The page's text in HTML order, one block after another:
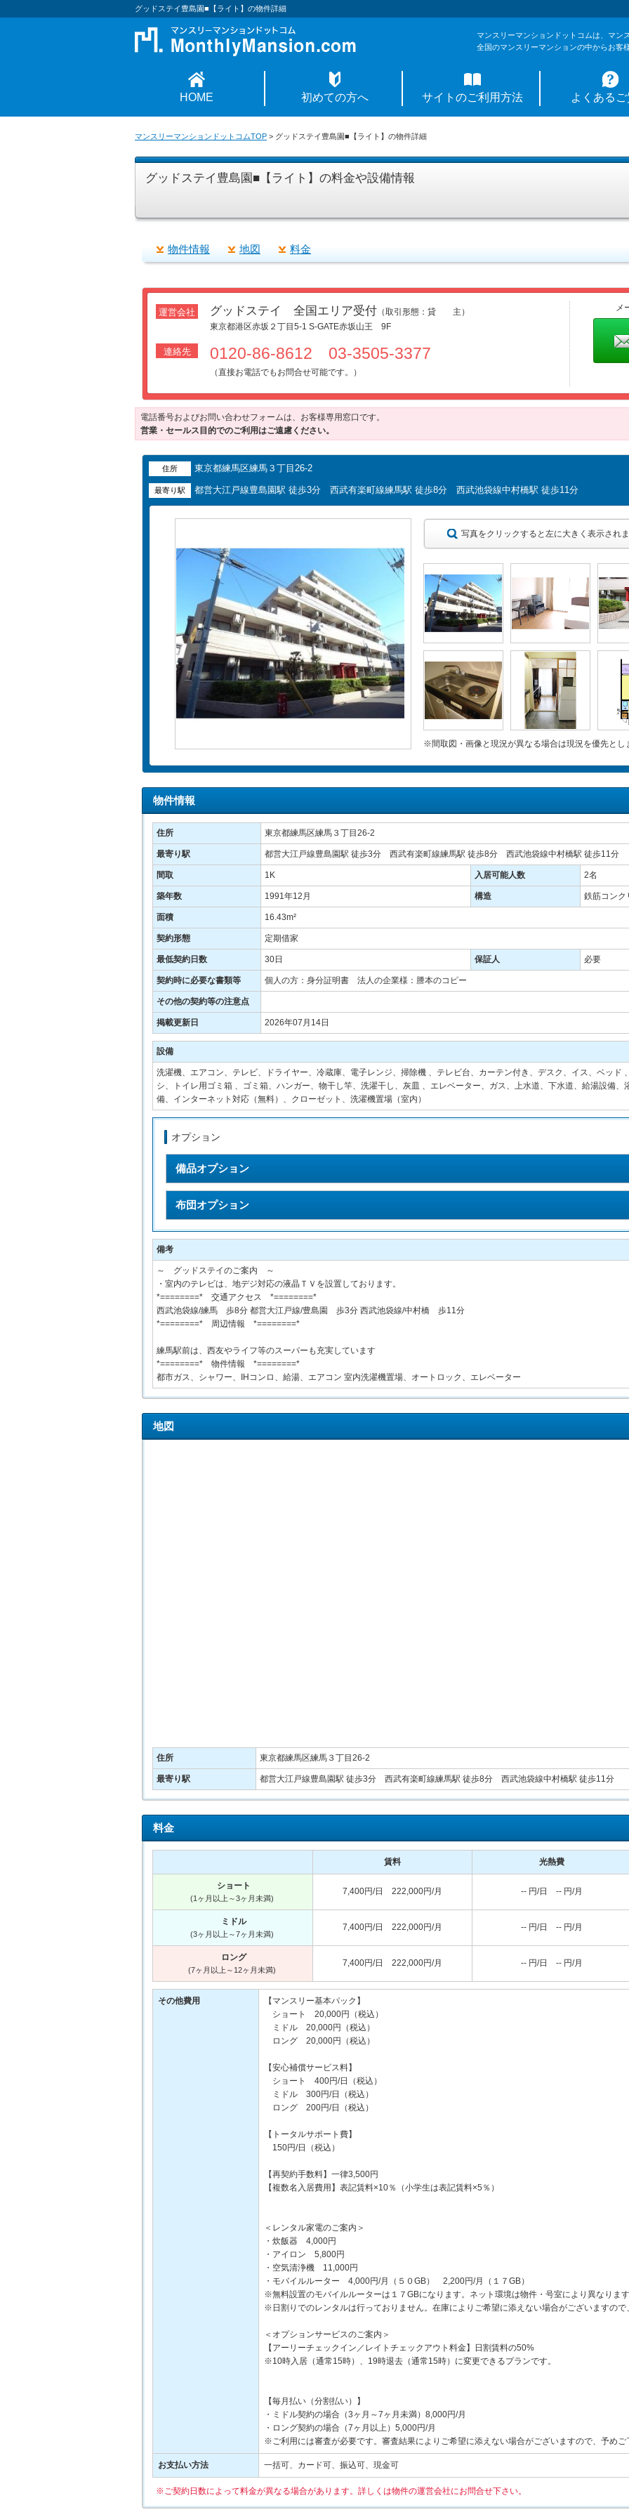
グッドステイ豊島園■【ライト】の物件詳細
マンスリーマンションドットコムは、マン
全国のマンスリーマンションの中からお客
HOME 初めての方へ サイトのご利用方法 よくある
マンスリーマンションドットコムTOP > グッドステイ豊島園■【ライト】の物件詳細
グッドステイ豊島園■【ライト】の料金や設備情報
物件情報 地図 料金
運営会社 グッドステイ 全国エリア受付（取引形態：貸 主）
東京都港区赤坂２丁目5-1 S-GATE赤坂山王 9F
連絡先 0120-86-8612 03-3505-3377
（直接お電話でもお問合せ可能です。）
メ
電話番号およびお問い合わせフォームは、お客様専用窓口です。
営業・セールス目的でのご利用はご遠慮ください。
住所 東京都練馬区練馬３丁目26-2
最寄り駅 都営大江戸線豊島園駅 徒歩3分 西武有楽町線練馬駅 徒歩8分 西武池袋線中村橋駅 徒歩11分
写真をクリックすると左に大きく表示され
※間取図・画像と現況が異なる場合は現況を優先とし
物件情報
住所 東京都練馬区練馬３丁目26-2
最寄り駅 都営大江戸線豊島園駅 徒歩3分 西武有楽町線練馬駅 徒歩8分 西武池袋線中村橋駅 徒歩11分
間取 1K 入居可能人数 2名
築年数 1991年12月 構造 鉄筋コンク
面積 16.43m²
契約形態 定期借家
最低契約日数 30日 保証人 必要
契約時に必要な書類等 個人の方：身分証明書 法人の企業様：謄本のコピー
その他の契約等の注意点
掲載更新日 2026年07月14日
設備
洗濯機、エアコン、テレビ、ドライヤー、冷蔵庫、電子レンジ、掃除機 、テレビ台、カーテン付き、デスク、イス、ベッド
シ、トイレ用ゴミ箱 、ゴミ箱、ハンガー、物干し竿、洗濯干し、灰皿 、エレベーター、ガス、上水道、下水道、給湯設備
備、インターネット対応（無料）、クローゼット、洗濯機置場（室内）
オプション
備品オプション
布団オプション
備考
～ グッドステイのご案内 ～
・室内のテレビは、地デジ対応の液晶ＴＶを設置しております。
*========* 交通アクセス *========*
西武池袋線/練馬 歩8分 都営大江戸線/豊島園 歩3分 西武池袋線/中村橋 歩11分
*========* 周辺情報 *========*
練馬駅前は、西友やライフ等のスーパーも充実しています
*========* 物件情報 *========*
都市ガス、シャワー、IHコンロ、給湯、エアコン 室内洗濯機置場、オートロック、エレベーター
地図
住所 東京都練馬区練馬３丁目26-2
最寄り駅 都営大江戸線豊島園駅 徒歩3分 西武有楽町線練馬駅 徒歩8分 西武池袋線中村橋駅 徒歩11分
料金
賃料 光熱費
ショート
(1ヶ月以上～3ヶ月未満)
7,400円/日 222,000円/月 -- 円/日 -- 円/月
ミドル
(3ヶ月以上～7ヶ月未満)
7,400円/日 222,000円/月 -- 円/日 -- 円/月
ロング
(7ヶ月以上～12ヶ月未満)
7,400円/日 222,000円/月 -- 円/日 -- 円/月
その他費用
【マンスリー基本パック】
ショート 20,000円（税込）
ミドル 20,000円（税込）
ロング 20,000円（税込）
【安心補償サービス料】
ショート 400円/日（税込）
ミドル 300円/日（税込）
ロング 200円/日（税込）
【トータルサポート費】
150円/日（税込）
【再契約手数料】一律3,500円
【複数名入居費用】表記賃料×10％（小学生は表記賃料×5％）
＜レンタル家電のご案内＞
・炊飯器 4,000円
・アイロン 5,800円
・空気清浄機 11,000円
・モバイルルーター 4,000円/月（５０GB） 2,200円/月（１７GB）
※無料設置のモバイルルーターは１７GBになります。ネット環境は物件・号室により異なりま
※日割りでのレンタルは行っておりません。在庫によりご希望に添えない場合がございますので
＜オプションサービスのご案内＞
【アーリーチェックイン／レイトチェックアウト料金】日割賃料の50%
※10時入居（通常15時）、19時退去（通常15時）に変更できるプランです。
【毎月払い（分割払い）】
・ミドル契約の場合（3ヶ月～7ヶ月未満）8,000円/月
・ロング契約の場合（7ヶ月以上）5,000円/月
※ご利用には審査が必要です。審査結果によりご希望に添えない場合がございますので、予めご
お支払い方法 一括可、カード可、振込可、現金可
※ご契約日数によって料金が異なる場合があります。詳しくは物件の運営会社にお問合せ下さい。